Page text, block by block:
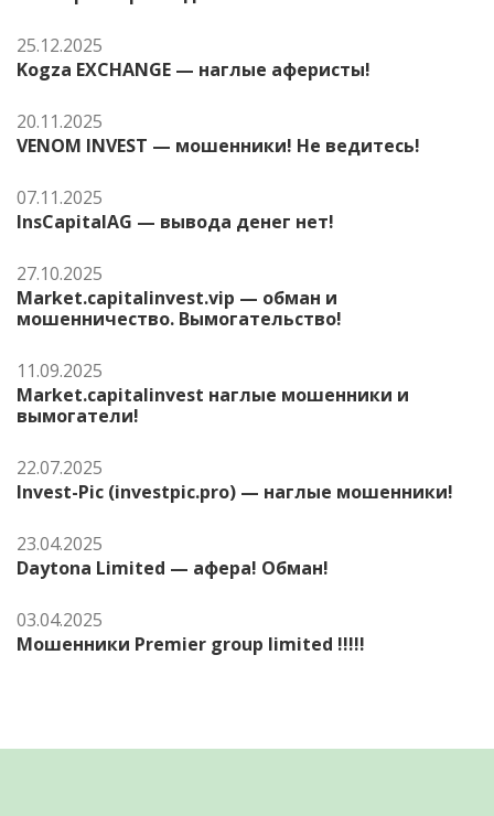
25.12.2025
Kogza EXCHANGE — наглые аферисты!
20.11.2025
VENOM INVEST — мошенники! Не ведитесь!
07.11.2025
InsCapitalAG — вывода денег нет!
27.10.2025
Market.capitalinvest.vip — обман и
мошенничество. Вымогательство!
11.09.2025
Market.capitalinvest наглые мошенники и
вымогатели!
22.07.2025
Invest-Pic (investpic.pro) — наглые мошенники!
23.04.2025
Daytona Limited — афера! Обман!
03.04.2025
Мошенники Premier group limited !!!!!